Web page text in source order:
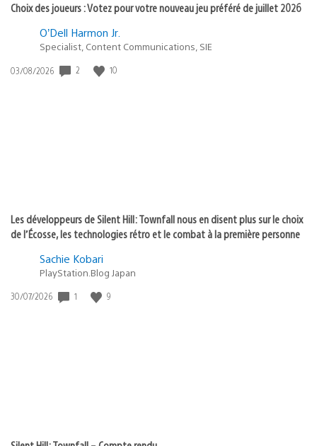
Choix des joueurs : Votez pour votre nouveau jeu préféré de juillet 2026
O’Dell Harmon Jr.
Specialist, Content Communications, SIE
Date
03/08/2026 2 10
Les développeurs de Silent Hill: Townfall nous en disent plus sur le choix
de l’Écosse, les technologies rétro et le combat à la première personne
Sachie Kobari
PlayStation.Blog Japan
Date
30/07/2026 1 9